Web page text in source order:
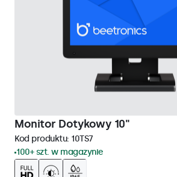
Monitor Dotykowy 10"
Kod produktu: 10TS7
100+ szt. w magazynie